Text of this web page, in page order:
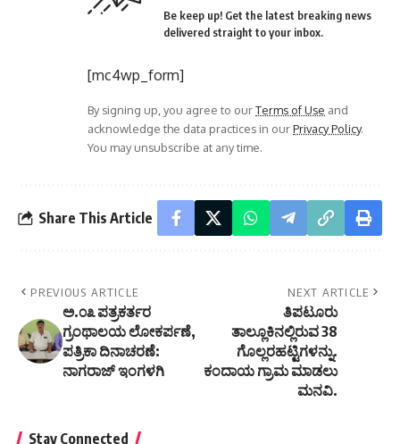
Be keep up! Get the latest breaking news
delivered straight to your inbox.
[mc4wp_form]
By signing up, you agree to ourTerms of Use and
acknowledge the data practices in ourPrivacy Policy.
You may unsubscribe at any time.
Share This Article
PREVIOUS ARTICLE
ಅ.೦೩ ಪತ್ರಕರ್ತರ
ಗ್ರಂಥಾಲಯ ಲೋಕರ್ಪಣೆ,
ಪತ್ರಿಕಾ ದಿನಾಚರಣೆ:
ನಾಗರಾಜ್ ಇಂಗಳಗಿ
NEXT ARTICLE
ತಿಪಟೂರು
ತಾಲ್ಲೂಕಿನಲ್ಲಿರುವ 38
ಗೊಲ್ಲರಹಟ್ಟಿಗಳನ್ನು.
ಕಂದಾಯ ಗ್ರಾಮ ಮಾಡಲು
ಮನವಿ.
Stay Connected